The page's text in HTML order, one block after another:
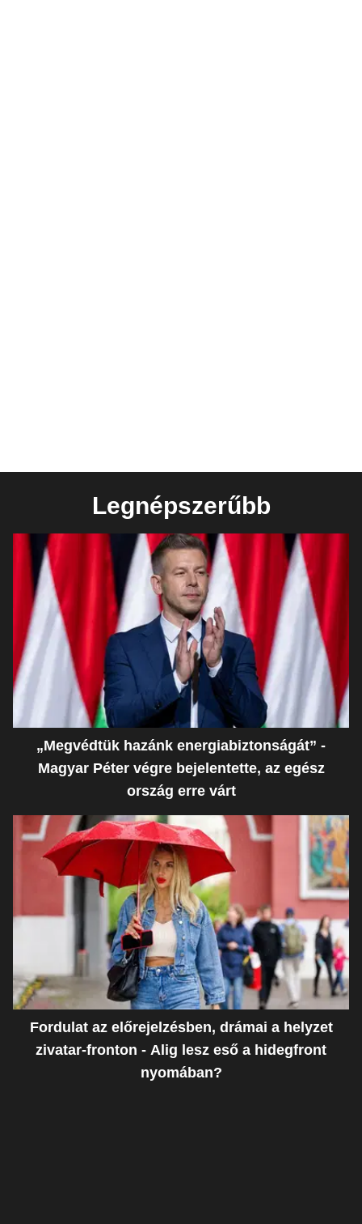
Legnépszerűbb
„Megvédtük hazánk energiabiztonságát” -
Magyar Péter végre bejelentette, az egész
ország erre várt
Fordulat az előrejelzésben, drámai a helyzet
zivatar-fronton - Alig lesz eső a hidegfront
nyomában?